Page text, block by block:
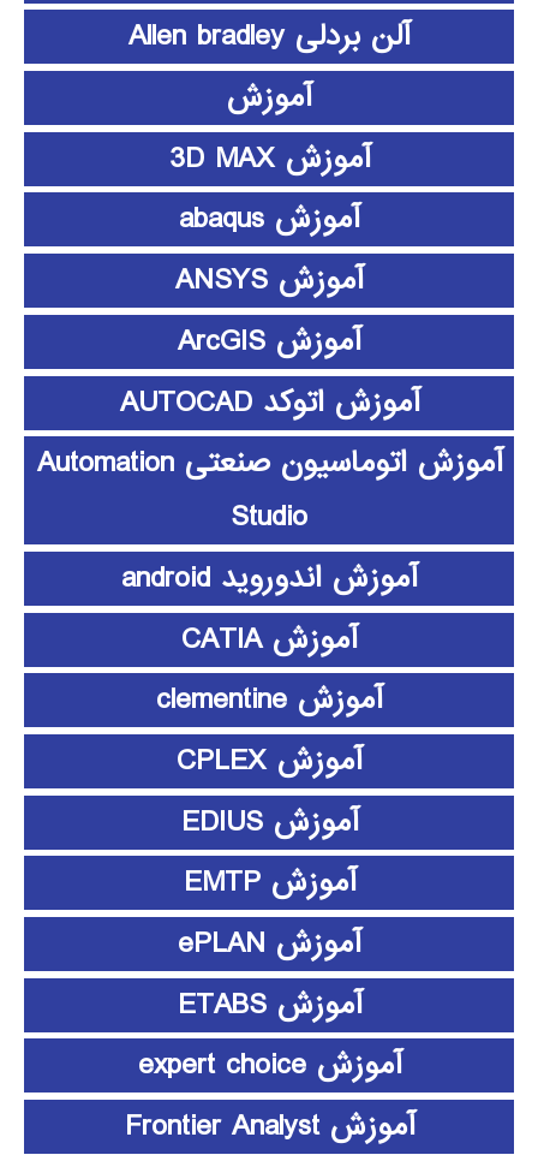
آلن بردلی Allen bradley
آموزش
آموزش 3D MAX
آموزش abaqus
آموزش ANSYS
آموزش ArcGIS
آموزش اتوکد AUTOCAD
آموزش اتوماسیون صنعتی Automation
Studio
آموزش اندوروید android
آموزش CATIA
آموزش clementine
آموزش CPLEX
آموزش EDIUS
آموزش EMTP
آموزش ePLAN
آموزش ETABS
آموزش expert choice
آموزش Frontier Analyst